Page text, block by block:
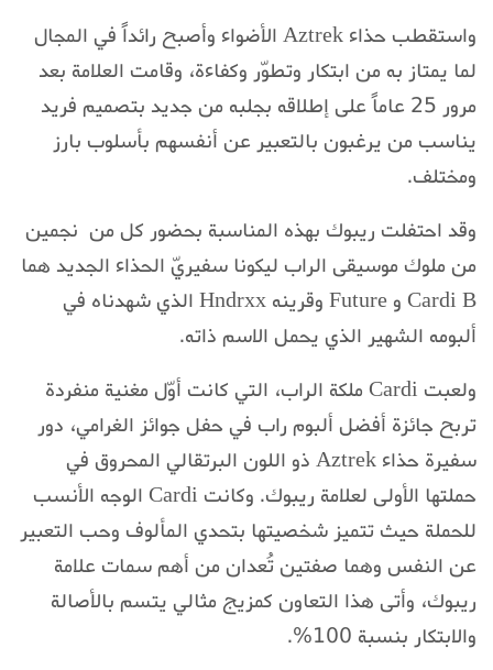
واستقطب حذاء Aztrek الأضواء وأصبح رائداً في المجال
لما يمتاز به من ابتكار وتطوّر وكفاءة، وقامت العلامة بعد
مرور 25 عاماً على إطلاقه بجلبه من جديد بتصميم فريد
يناسب من يرغبون بالتعبير عن أنفسهم بأسلوب بارز
ومختلف.
وقد احتفلت ريبوك بهذه المناسبة بحضور كل من نجمين
من ملوك موسيقى الراب ليكونا سفيريّ الحذاء الجديد هما
Cardi B و Future وقرينه Hndrxx الذي شهدناه في
ألبومه الشهير الذي يحمل الاسم ذاته.
ولعبت Cardi ملكة الراب، التي كانت أوّل مغنية منفردة
تربح جائزة أفضل ألبوم راب في حفل جوائز الغرامي، دور
سفيرة حذاء Aztrek ذو اللون البرتقالي المحروق في
حملتها الأولى لعلامة ريبوك. وكانت Cardi الوجه الأنسب
للحملة حيث تتميز شخصيتها بتحدي المألوف وحب التعبير
عن النفس وهما صفتين تُعدان من أهم سمات علامة
ريبوك، وأتى هذا التعاون كمزيج مثالي يتسم بالأصالة
والابتكار بنسبة 100%.